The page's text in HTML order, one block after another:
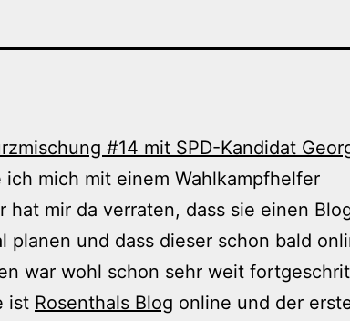
#14 mit SPD-Kandidat
ich mich mit einem Wahlkampfhelfer
hat mir da verraten, dass sie einen
planen und dass dieser schon bald
war wohl schon sehr weit
ist Rosenthals Blog online und der